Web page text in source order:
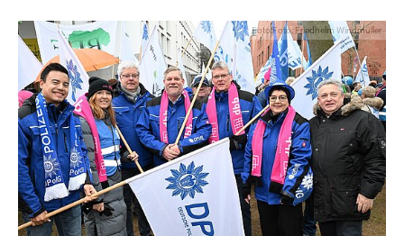
Foto:Foto: Friedhelm Windmüller